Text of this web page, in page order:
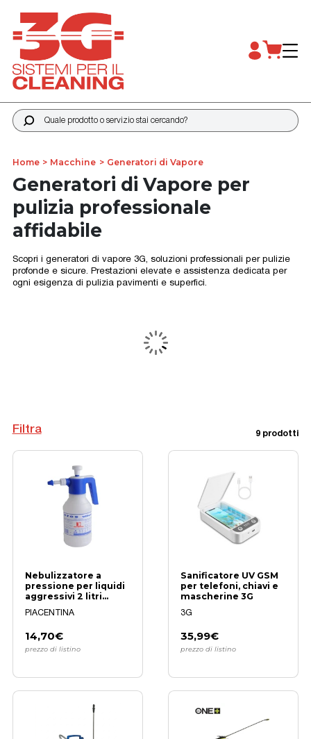
Quale prodotto o servizio stai cercando?
Home Macchine Generatori di Vapore
Generatori di Vapore per
pulizia professionale
affidabile
Scopri i generatori di vapore 3G, soluzioni professionali per pulizie
profonde e sicure. Prestazioni elevate e assistenza dedicata per
ogni esigenza di pulizia pavimenti e superfici.
Filtra 9 prodotti
Nebulizzatore a
pressione per liquidi
aggressivi 2 litri
nylon
PIACENTINA
14,70€
prezzo di listino
Sanificatore UV GSM
per telefoni, chiavi e
mascherine 3G
3G
35,99€
prezzo di listino